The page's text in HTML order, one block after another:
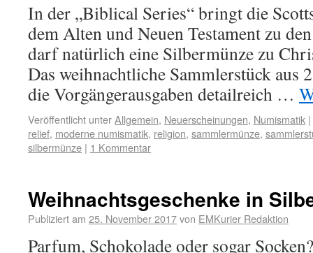
In der „Biblical Series“ bringt die
dem Alten und Neuen Testament zu
darf natürlich eine Silbermünze zu
Das weihnachtliche Sammlerstück aus
die Vorgängerausgaben detailreich …
Veröffentlicht unterAllgemein, Neuerscheinungen, Numismatik |
relief, moderne numismatik, religion, sammlermünze,
silbermünze | 1 Kommentar
Weihnachtsgeschenke in
Publiziert am 25. November 2017von EMKurier Redaktion
Parfum, Schokolade oder sogar